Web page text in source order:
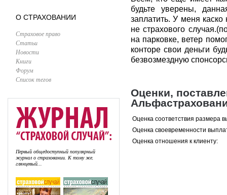
О СТРАХОВАНИИ
Страховое право
Статьи
Новости
Книги
Форум
Список тегов
Первый общедоступный популярный
журнал о страховании. К тому же,
глянцевый...
будьте уверены,
заплатить. У меня
не страхового
на парковке, ветер
конторе свои деньги
безвозмездную
Оценки,
Оценка соответствия размера
Оценка своевременности
Оценка отношения к клиенту: